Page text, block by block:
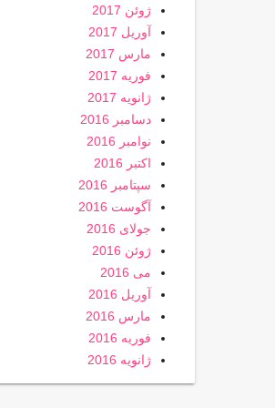
ژوئن 2017
آوریل 2017
مارس 2017
فوریه 2017
ژانویه 2017
دسامبر 2016
نوامبر 2016
اکتبر 2016
سپتامبر 2016
آگوست 2016
جولای 2016
ژوئن 2016
می 2016
آوریل 2016
مارس 2016
فوریه 2016
ژانویه 2016